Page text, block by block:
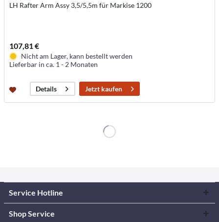
LH Rafter Arm Assy 3,5/5,5m für Markise 1200
107,81 €
Nicht am Lager, kann bestellt werden
Lieferbar in ca. 1 - 2 Monaten
Details Jetzt kaufen
Service Hotline
Shop Service